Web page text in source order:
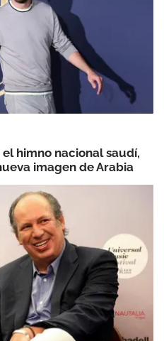
himno nacional saudí,
imagen de Arabia